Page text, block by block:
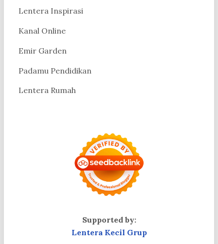
Lentera Inspirasi
Kanal Online
Emir Garden
Padamu Pendidikan
Lentera Rumah
Supported by:
Lentera Kecil Grup